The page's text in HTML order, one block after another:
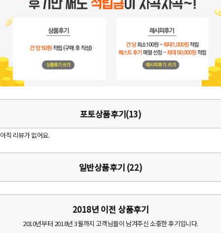
포토상품후기(13)
아직 리뷰가 없어요.
일반상품후기 (22)
2018년 이전 상품후기
2010년부터 2018년 3월까지 고객님들이 남겨주신 소중한 후기입니다.